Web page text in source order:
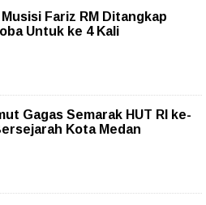
Fariz RM Ditangkap
Untuk ke 4 Kali
Gagas Semarak HUT RI ke-
Kota Medan